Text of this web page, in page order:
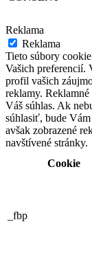
Reklama
Reklama
Tieto súbory
Vašich preferencií.
profil vašich
reklamy.
Váš súhlas. Ak
súhlasiť, bude
avšak zobrazené
navštívené stránky.
Cookie
_fbp